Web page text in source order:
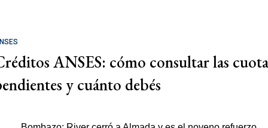
ANSES: cómo consultar las
y cuánto debés